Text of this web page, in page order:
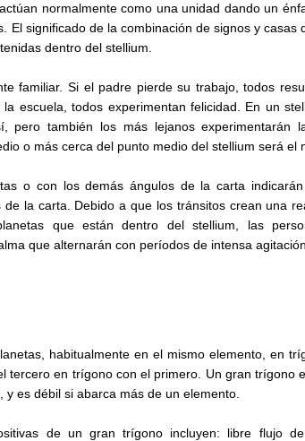
normalmente como una unidad dando un
El significado de la combinación de signos y casas
dentro del stellium.
familiar. Si el padre pierde su trabajo, todos
escuela, todos experimentan felicidad. En un
también los más lejanos experimentarán
o más cerca del punto medio del stellium será el
o con los demás ángulos de la carta
la carta. Debido a que los tránsitos crean una
que están dentro del stellium, las
que alternarán con períodos de intensa
habitualmente en el mismo elemento, en
tercero en trígono con el primero. Un gran trígono
es débil si abarca más de un elemento.
de un gran trígono incluyen: libre flujo